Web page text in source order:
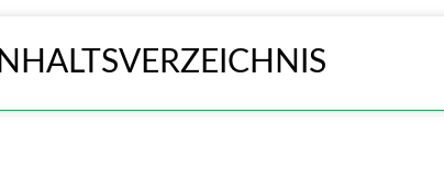
INHALTSVERZEICHNIS